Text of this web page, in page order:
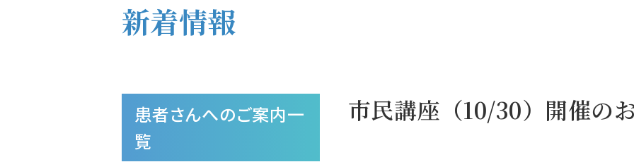
新着情報
市民講座（10/30）開催の
患者さんへのご案内一
覧